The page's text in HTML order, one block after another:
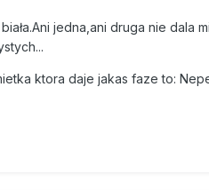
jedna,ani druga nie dala
ktora daje jakas faze to: